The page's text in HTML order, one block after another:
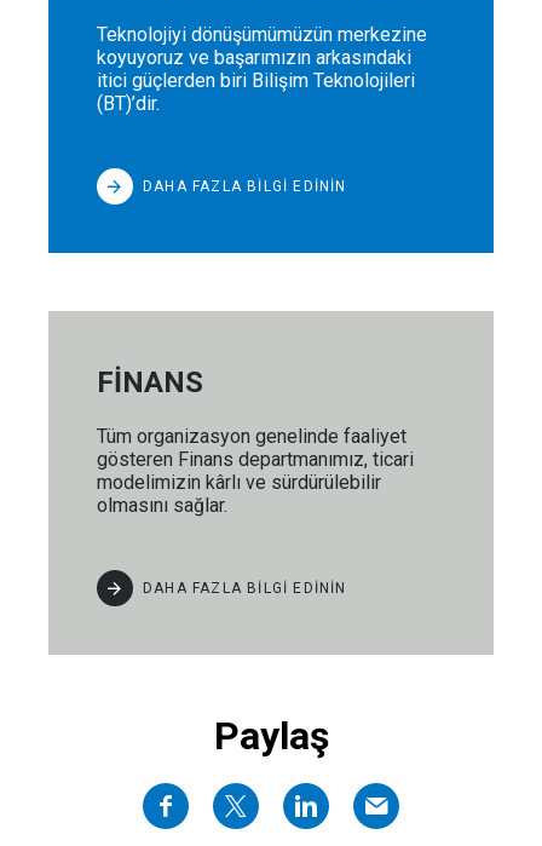
Teknolojiyi dönüşümümüzün merkezine
koyuyoruz ve başarımızın arkasındaki
itici güçlerden biri Bilişim Teknolojileri
(BT)’dir.
DAHA FAZLA BİLGİ EDİNİN
FİNANS
Tüm organizasyon genelinde faaliyet
gösteren Finans departmanımız, ticari
modelimizin kârlı ve sürdürülebilir
olmasını sağlar.
DAHA FAZLA BİLGİ EDİNİN
Paylaş